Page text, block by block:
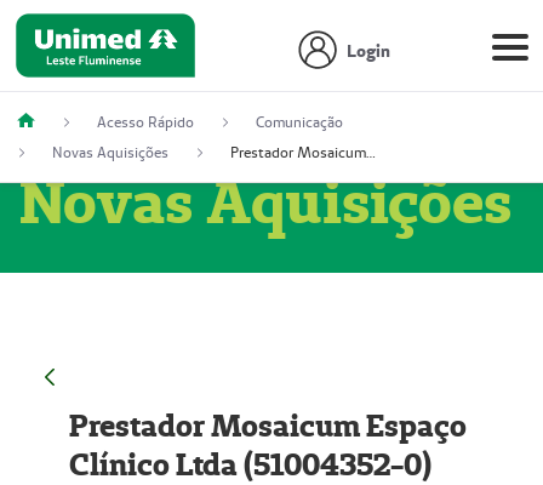
Login
Acesso Rápido
Comunicação
Novas Aquisições
Prestador Mosaicum Espaço Clínico Ltda (51004352-0)
Novas Aquisições
Prestador Mosaicum Espaço
Clínico Ltda (51004352-0)